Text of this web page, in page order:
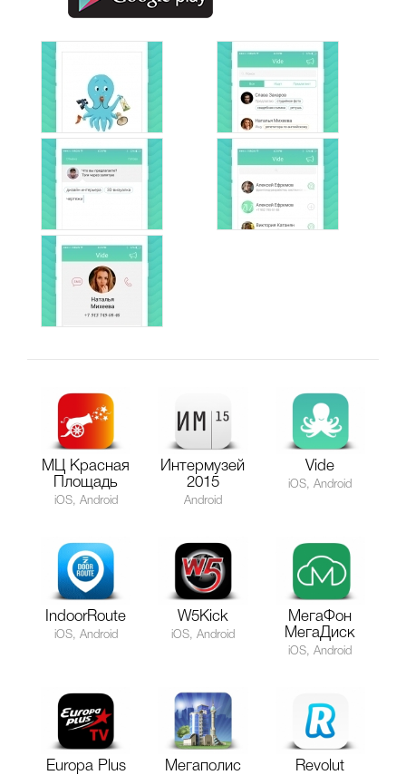
МЦ Красная
Площадь
iOS, Android
Интермузей
2015
Android
Vide
iOS, Android
IndoorRoute
iOS, Android
W5Kick
iOS, Android
МегаФон
МегаДиск
iOS, Android
Europa Plus
Мегаполис Revolut